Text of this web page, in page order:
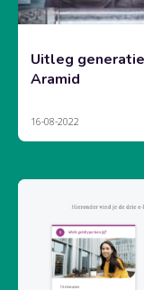
Uitleg
Aramid
16-08-2022